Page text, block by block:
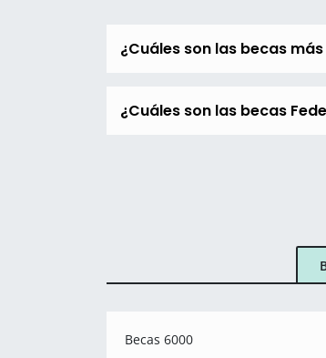
¿Cuáles son las becas
¿Cuáles son las becas
Becas 6000